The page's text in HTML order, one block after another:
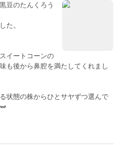
豆のたんくろう
た。
イートコーンの
も後から鼻腔を満たしてくれまし
状態の株からひとサヤずつ選んで